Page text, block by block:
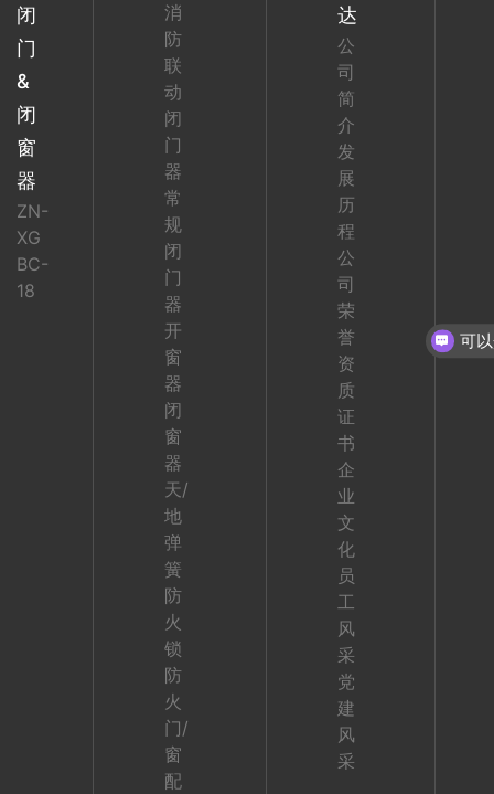
闭
门
&
闭
窗
器
ZN-
XG
BC-
18
消
防
联
动
闭
门
器
常
规
闭
门
器
开
窗
器
闭
窗
器
天/
地
弹
簧
防
火
锁
防
火
门/
窗
配
达
公
司
简
介
发
展
历
程
公
司
荣
誉
资
质
证
书
企
业
文
化
员
工
风
采
党
建
风
采